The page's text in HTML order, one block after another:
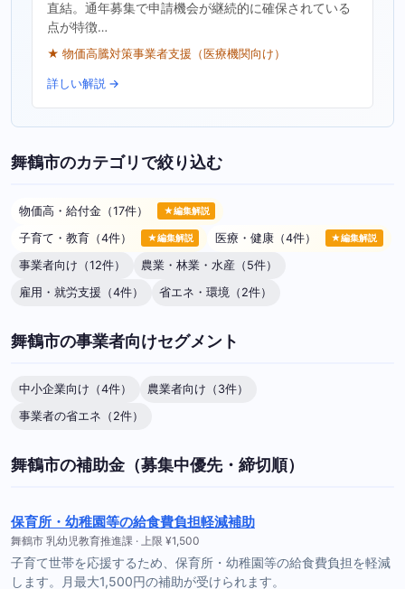
直結。通年募集で申請機会が継続的に確保されている
点が特徴…
★ 物価高騰対策事業者支援（医療機関向け）
詳しい解説 →
舞鶴市のカテゴリで絞り込む
物価高・給付金（17件） ★編集解説
子育て・教育（4件） ★編集解説 医療・健康（4件） ★編集解説
事業者向け（12件）
農業・林業・水産（5件）
雇用・就労支援（4件）
省エネ・環境（2件）
舞鶴市の事業者向けセグメント
中小企業向け（4件）
農業者向け（3件）
事業者の省エネ（2件）
舞鶴市の補助金（募集中優先・締切順）
保育所・幼稚園等の給食費負担軽減補助
舞鶴市 乳幼児教育推進課 · 上限 ¥1,500
子育て世帯を応援するため、保育所・幼稚園等の給食費負担を軽減
します。月最大1,500円の補助が受けられます。